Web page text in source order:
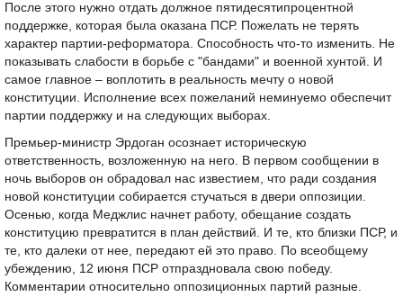
После этого нужно отдать должное пятидесятипроцентной
поддержке, которая была оказана ПСР. Пожелать не терять
характер партии-реформатора. Способность что-то изменить. Не
показывать слабости в борьбе с "бандами" и военной хунтой. И
самое главное – воплотить в реальность мечту о новой
конституции. Исполнение всех пожеланий неминуемо обеспечит
партии поддержку и на следующих выборах.
Премьер-министр Эрдоган осознает историческую
ответственность, возложенную на него. В первом сообщении в
ночь выборов он обрадовал нас известием, что ради создания
новой конституции собирается стучаться в двери оппозиции.
Осенью, когда Меджлис начнет работу, обещание создать
конституцию превратится в план действий. И те, кто близки ПСР, и
те, кто далеки от нее, передают ей это право. По всеобщему
убеждению, 12 июня ПСР отпраздновала свою победу.
Комментарии относительно оппозиционных партий разные.